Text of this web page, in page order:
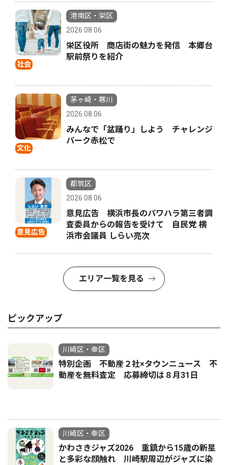
社会
港南区・栄区
2026.08.06
栄区役所 商店街の魅力を発信 本郷台
駅前祭りを紹介
文化
茅ヶ崎・寒川
2026.08.06
みんなで「盆踊り」しよう チャレンジ
パーク赤松で
意見広告
都筑区
2026.08.06
意見広告 横浜市長のパワハラ第三者調
査委員からの報告を受けて 自民党 横
浜市会議員 しらい亮次
エリア一覧を見る
ピックアップ
川崎区・幸区
特別企画 不動産２社×タウンニュース 不
動産を無料査定 応募締切は８月31日
川崎区・幸区
かわさきジャズ2026 重鎮から15歳の新星
と多彩な顔触れ 川崎駅周辺がジャズに染